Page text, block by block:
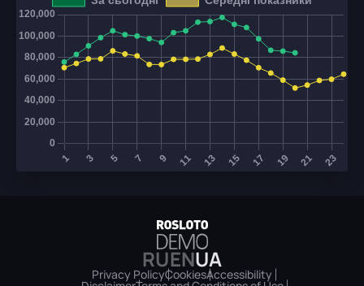
RUENUA
Privacy PolicyCookiesAccessibility